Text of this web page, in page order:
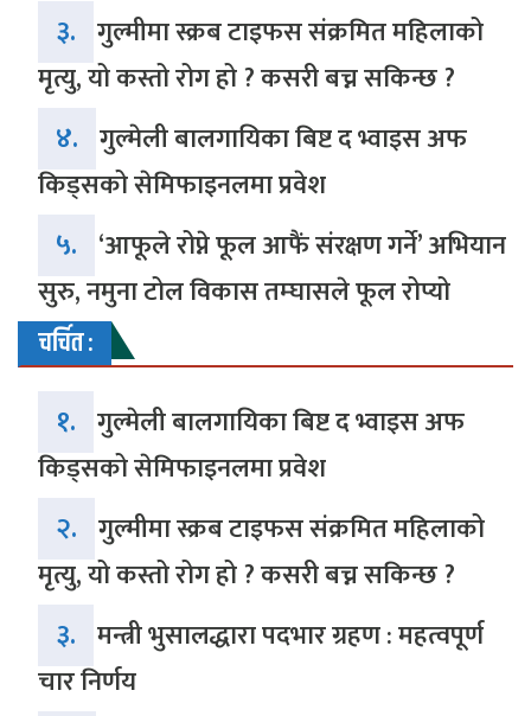
३. गुल्मीमा स्क्रब टाइफस संक्रमित महिलाको
मृत्यु, यो कस्तो रोग हो ? कसरी बच्न सकिन्छ ?
४. गुल्मेली बालगायिका बिष्ट द भ्वाइस अफ
किड्सको सेमिफाइनलमा प्रवेश
५. ‘आफूले रोप्ने फूल आफैं संरक्षण गर्ने’ अभियान
सुरु, नमुना टोल विकास तम्घासले फूल रोप्यो
चर्चित :
१. गुल्मेली बालगायिका बिष्ट द भ्वाइस अफ
किड्सको सेमिफाइनलमा प्रवेश
२. गुल्मीमा स्क्रब टाइफस संक्रमित महिलाको
मृत्यु, यो कस्तो रोग हो ? कसरी बच्न सकिन्छ ?
३. मन्त्री भुसालद्धारा पदभार ग्रहण : महत्वपूर्ण
चार निर्णय